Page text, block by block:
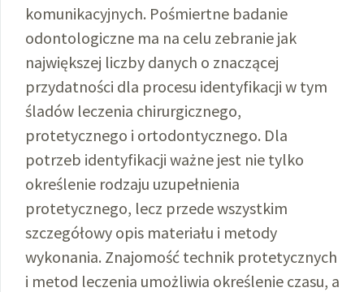
komunikacyjnych. Pośmiertne badanie
odontologiczne ma na celu zebranie jak
największej liczby danych o znaczącej
przydatności dla procesu identyfikacji w tym
śladów leczenia chirurgicznego,
protetycznego i ortodontycznego. Dla
potrzeb identyfikacji ważne jest nie tylko
określenie rodzaju uzupełnienia
protetycznego, lecz przede wszystkim
szczegółowy opis materiału i metody
wykonania. Znajomość technik protetycznych
i metod leczenia umożliwia określenie czasu, a